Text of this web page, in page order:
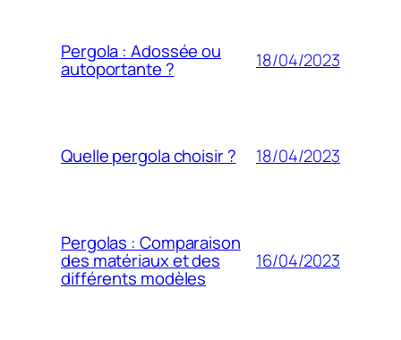
Pergola : Adossée ou
autoportante ? 18/04/2023
Quelle pergola choisir ? 18/04/2023
Pergolas : Comparaison
des matériaux et des
différents modèles
16/04/2023